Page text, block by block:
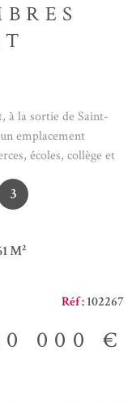
à la sortie de Saint-
emplacement
écoles, collège et
située
cadre de vie
dans les années
énergétique
et un confort
terrasse
équipée d’un store
les différentes
d’un insert à bois,
3
M²
Réf :102267
000 €